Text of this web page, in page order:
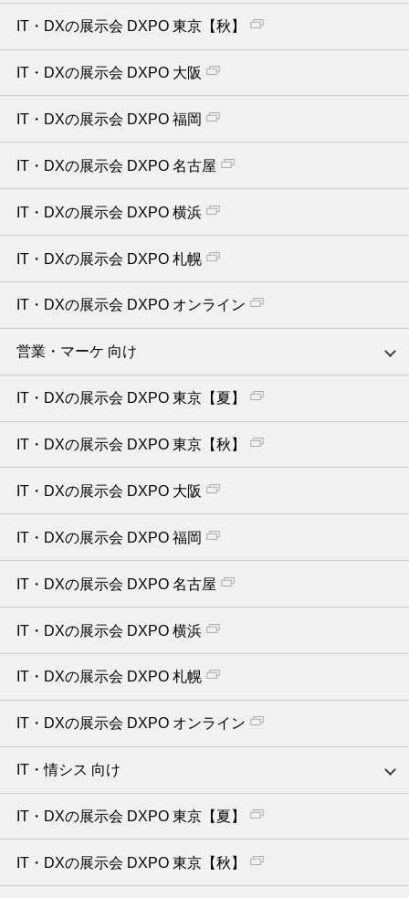
IT・DXの展示会 DXPO 東京【秋】
IT・DXの展示会 DXPO 大阪
IT・DXの展示会 DXPO 福岡
IT・DXの展示会 DXPO 名古屋
IT・DXの展示会 DXPO 横浜
IT・DXの展示会 DXPO 札幌
IT・DXの展示会 DXPO オンライン
営業・マーケ 向け
IT・DXの展示会 DXPO 東京【夏】
IT・DXの展示会 DXPO 東京【秋】
IT・DXの展示会 DXPO 大阪
IT・DXの展示会 DXPO 福岡
IT・DXの展示会 DXPO 名古屋
IT・DXの展示会 DXPO 横浜
IT・DXの展示会 DXPO 札幌
IT・DXの展示会 DXPO オンライン
IT・情シス 向け
IT・DXの展示会 DXPO 東京【夏】
IT・DXの展示会 DXPO 東京【秋】